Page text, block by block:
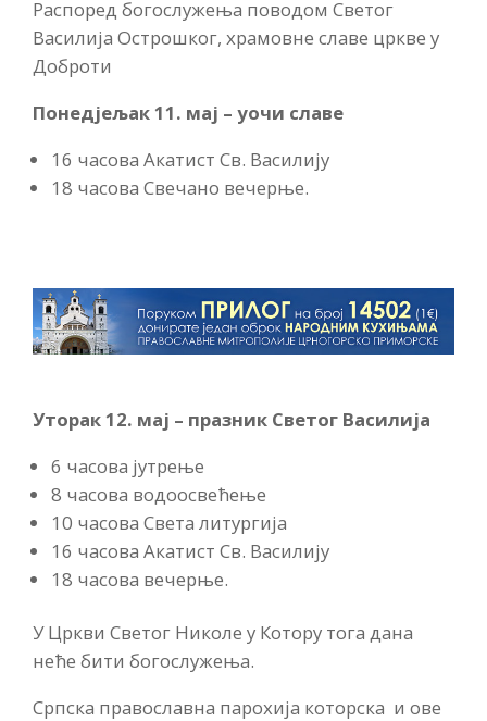
Распоред богослужења поводом Светог
Василија Острошког, храмовне славе цркве у
Доброти
Понедјељак 11. мај – уочи славе
16 часова Акатист Св. Василију
18 часова Свечано вечерње.
Уторак 12. мај – празник Светог Василија
6 часова јутрење
8 часова водоосвећење
10 часова Света литургија
16 часова Акатист Св. Василију
18 часова вечерње.
У Цркви Светог Николе у Котору тога дана
неће бити богослужења.
Српска православна парохија которска и ове